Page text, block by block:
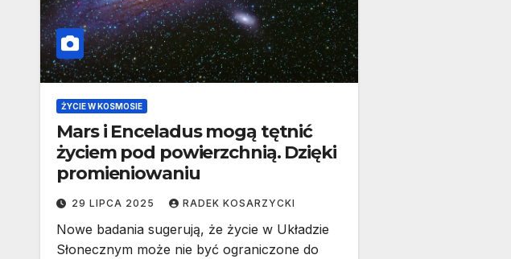
ŻYCIE W KOSMOSIE
Mars i Enceladus mogą tętnić
życiem pod powierzchnią. Dzięki
promieniowaniu
29 LIPCA 2025 RADEK KOSARZYCKI
Nowe badania sugerują, że życie w Układzie
Słonecznym może nie być ograniczone do